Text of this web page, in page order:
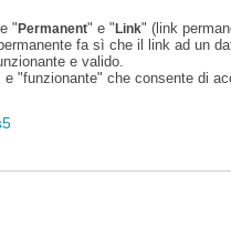
"Permanent" e "Link" (link
fa sì che il link ad un
e valido.
"funzionante" che consente di